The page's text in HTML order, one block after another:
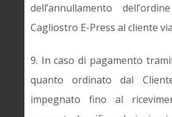
dell’annullamento
Cagliostro E-Press al cliente
9. In caso di pagamento
quanto ordinato dal
impegnato fino al